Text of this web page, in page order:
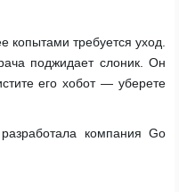
копытами требуется уход.
поджидает слоник. Он
его хобот — уберете
компания Go